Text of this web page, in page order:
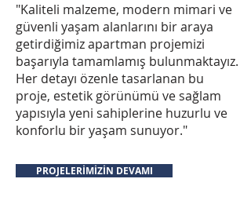
"Kaliteli malzeme, modern mimari ve
güvenli yaşam alanlarını bir araya
getirdiğimiz apartman projemizi
başarıyla tamamlamış bulunmaktayız.
Her detayı özenle tasarlanan bu
proje, estetik görünümü ve sağlam
yapısıyla yeni sahiplerine huzurlu ve
konforlu bir yaşam sunuyor."
PROJELERİMİZİN DEVAMI